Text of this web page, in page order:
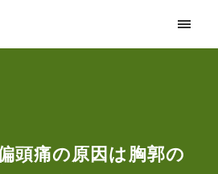
頭痛の原因は胸郭の